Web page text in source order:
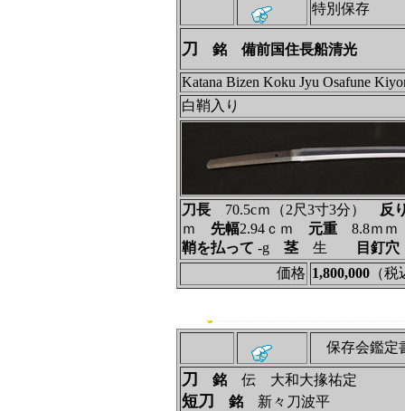
特別保存
刀 銘 備前国住長船清光
Katana Bizen Koku Jyu Osafune
白鞘入り
刀長70.5cｍ（2尺3寸3分）
反
ｍ 先幅2.94ｃｍ 元重8.8ｍ
鞘を払って ‐g 茎生 目釘穴
価格 1,800,000（税
保存会鑑
刀 銘 伝 大和大掾祐定
短刀 銘 新々刀波平